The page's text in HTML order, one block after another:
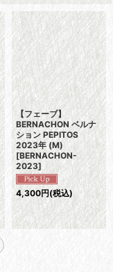
【フェーブ】
BERNACHON ベルナ
ション PEPITOS
2023年 (M)
[BERNACHON-
2023]
4,300円(税込)